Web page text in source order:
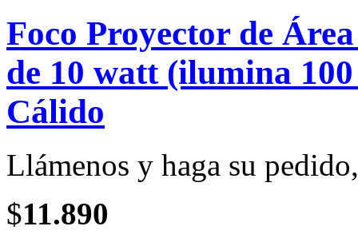
Foco Proyector de
de 10 watt (ilumina
Cálido
Llámenos y haga su
$11.890